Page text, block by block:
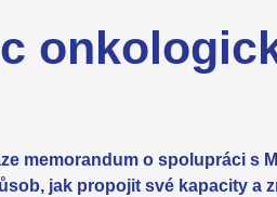
memorandum o spolupráci s
jak propojit své kapacity a